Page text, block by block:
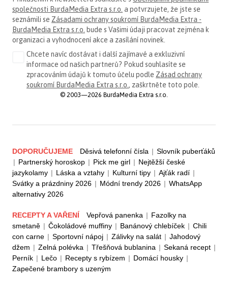
společnosti BurdaMedia Extra s.r.o. a potvrzujete, že jste se
seznámili se Zásadami ochrany soukromí BurdaMedia Extra -
BurdaMedia Extra s.r.o. bude s Vašimi údaji pracovat zejména k
organizaci a vyhodnocení akce a zasílání novinek.
Chcete navíc dostávat i další zajímavé a exkluzivní
informace od našich partnerů? Pokud souhlasíte se
zpracováním údajů k tomuto účelu podle Zásad ochrany
soukromí BurdaMedia Extra s.r.o. , zaškrtněte toto pole.
© 2003—2026 BurdaMedia Extra s.r.o.
DOPORUČUJEME Děsivá telefonní čísla | Slovník puberťáků
| Partnerský horoskop | Pick me girl | Nejtěžší české
jazykolamy | Láska a vztahy | Kulturní tipy | Ajťák radí |
Svátky a prázdniny 2026 | Módní trendy 2026 | WhatsApp
alternativy 2026
RECEPTY A VAŘENÍ Vepřová panenka | Fazolky na
smetaně | Čokoládové muffiny | Banánový chlebíček | Chili
con carne | Sportovní nápoj | Zálivky na salát | Jahodový
džem | Zelná polévka | Třešňová bublanina | Sekaná recept |
Perník | Lečo | Recepty s rybízem | Domácí housky |
Zapečené brambory s uzeným